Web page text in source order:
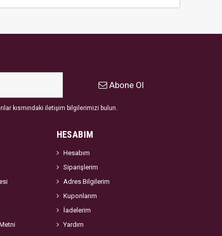
Abone Ol
kısmındaki iletişim bilgilerimizi bulun.
HESABIM
Hesabım
Siparişlerim
Adres Bilgilerim
Kuponlarım
İadelerim
Yardım